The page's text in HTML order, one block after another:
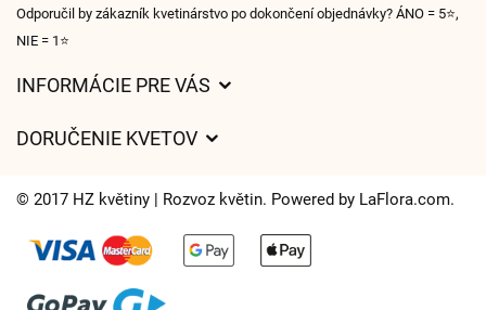
Odporučil by zákazník kvetinárstvo po dokončení objednávky? ÁNO = 5⭐,
NIE = 1⭐
INFORMÁCIE PRE VÁS
Časy doručenia kvetov – prehľad možností
DORUČENIE KVETOV
Kam doručujeme kvety
Súbory cookie
© 2017 HZ květiny | Rozvoz květin. Powered by LaFlora.com.